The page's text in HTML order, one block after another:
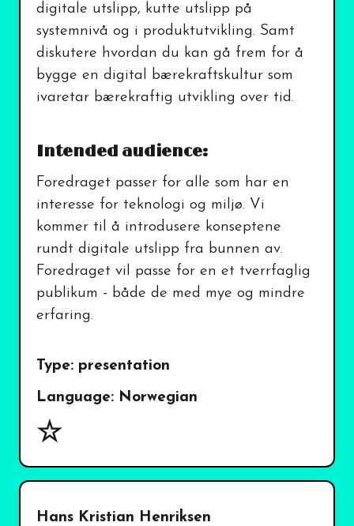
digitale utslipp, kutte utslipp på
systemnivå og i produktutvikling. Samt
diskutere hvordan du kan gå frem for å
bygge en digital bærekraftskultur som
Intended audience:
Foredraget passer for alle som har en
interesse for teknologi og miljø. Vi
kommer til å introdusere konseptene
rundt digitale utslipp fra bunnen av.
Foredraget vil passe for en et tverrfaglig
publikum - både de med mye og mindre
erfaring.
Type: presentation
Language: Norwegian
☆
Hans Kristian Henriksen